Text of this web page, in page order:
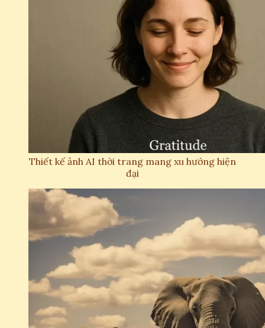
Thiết kế ảnh AI thời trang mang xu hướng hiện
đại